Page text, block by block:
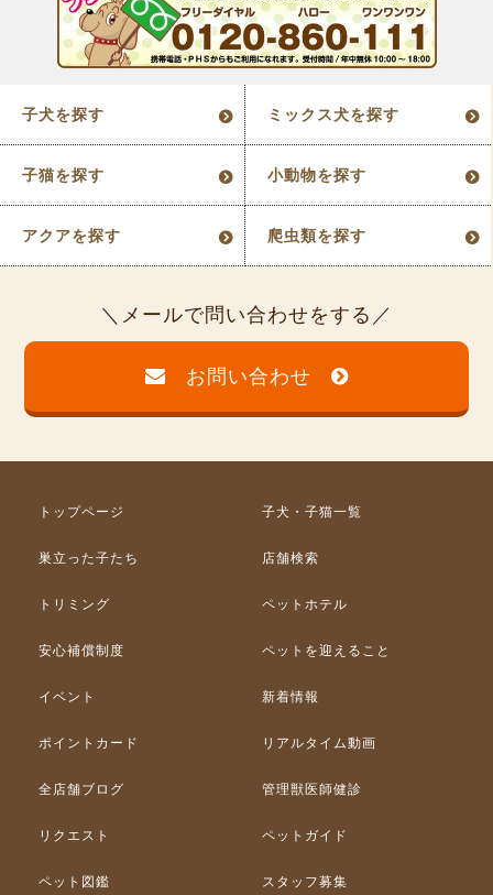
子犬を探す ミックス犬を探す
子猫を探す 小動物を探す
アクアを探す 爬虫類を探す
メールで問い合わせをする
お問い合わせ
トップページ 子犬・子猫一覧
巣立った子たち 店舗検索
トリミング ペットホテル
安心補償制度 ペットを迎えること
イベント 新着情報
ポイントカード リアルタイム動画
全店舗ブログ 管理獣医師健診
リクエスト ペットガイド
ペット図鑑 スタッフ募集